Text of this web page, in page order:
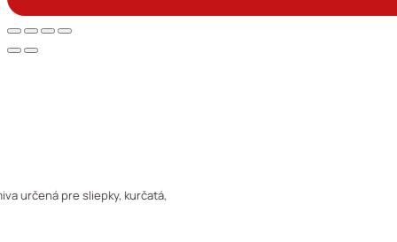
určená pre sliepky, kurčatá,